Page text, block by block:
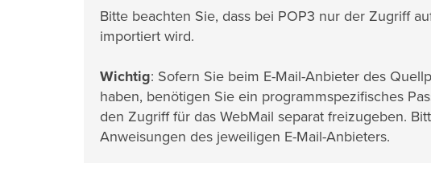
Bitte beachten Sie, dass bei POP3 nur der Zugriff
importiert wird.
Wichtig: Sofern Sie beim E-Mail-Anbieter des
haben, benötigen Sie ein programmspezifisches
den Zugriff für das WebMail separat freizugeben.
Anweisungen des jeweiligen E-Mail-Anbieters.